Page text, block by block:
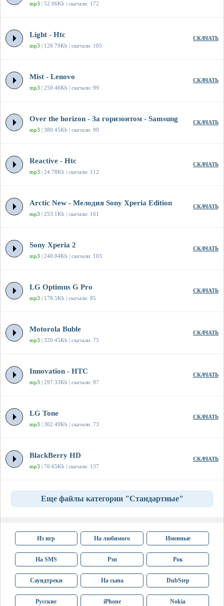
mp3 | 52.06Kb | скачали: 172
Light - Htc
mp3 | 128.79Kb | скачали: 105
СКАЧАТЬ
Mist - Lenovo
mp3 | 250.46Kb | скачали: 99
СКАЧАТЬ
Over the horizon - За горизонтом - Samsung
mp3 | 380.45Kb | скачали: 90
СКАЧАТЬ
Reactive - Htc
mp3 | 24.78Kb | скачали: 112
СКАЧАТЬ
Arctic New - Мелодия Sony Xperia Edition
mp3 | 253.1Kb | скачали: 161
СКАЧАТЬ
Sony Xperia 2
mp3 | 240.04Kb | скачали: 103
СКАЧАТЬ
LG Optimus G Pro
mp3 | 178.5Kb | скачали: 85
СКАЧАТЬ
Motorola Buble
mp3 | 320.45Kb | скачали: 75
СКАЧАТЬ
Innovation - HTC
mp3 | 297.33Kb | скачали: 97
СКАЧАТЬ
LG Tone
mp3 | 302.49Kb | скачали: 73
СКАЧАТЬ
BlackBerry HD
mp3 | 70.65Kb | скачали: 137
СКАЧАТЬ
Еще файлы категории "Стандартные"
Из игр На любимого Именные
На SMS Рэп Рок
Саундтреки На сына DubStep
Русские iPhone Nokia